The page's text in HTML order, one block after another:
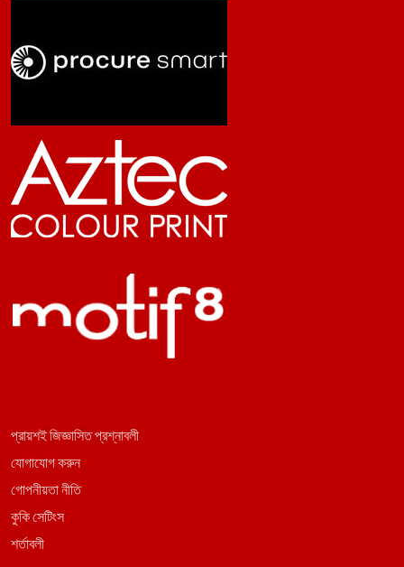
প্রায়শই জিজ্ঞাসিত প্রশ্নাবলী
যোগাযোগ করুন
গোপনীয়তা নীতি
কুকি সেটিংস
শর্তাবলী